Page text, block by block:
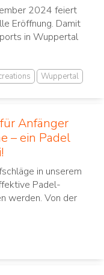
2024 feiert
Eröffnung. Damit
in Wuppertal
Wuppertal
Anfänger
– ein Padel
in unserem
Padel-
werden. Von der